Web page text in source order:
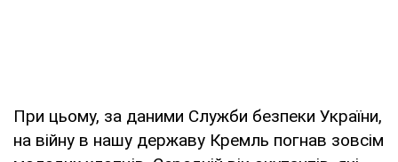
При цьому, за даними Служби безпеки України,
на війну в нашу державу Кремль погнав зовсім